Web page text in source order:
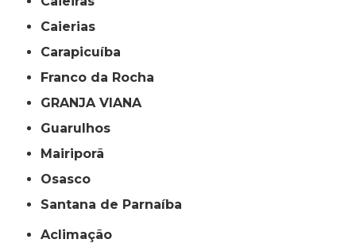
Caierias
Carapicuíba
Franco da Rocha
GRANJA VIANA
Guarulhos
Mairiporã
Osasco
Santana de Parnaíba
Aclimação